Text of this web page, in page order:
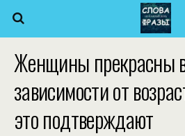
Женщины прекрасны
зависимости от
это подтверждают